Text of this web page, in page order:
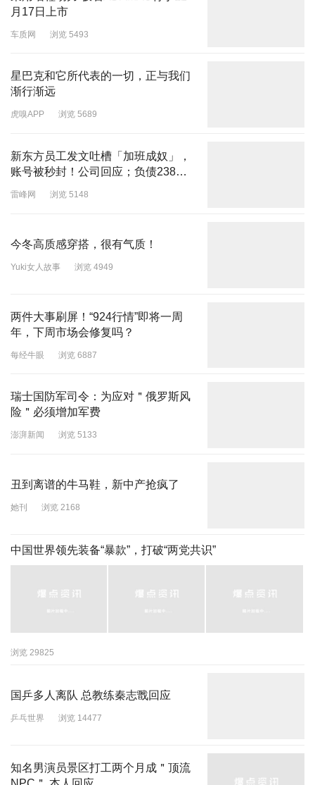
月17日上市
车质网 浏览 5493
星巴克和它所代表的一切，正与我们
渐行渐远
虎嗅APP 浏览 5689
新东方员工发文吐槽「加班成奴」，
账号被秒封！公司回应；负债238亿
光停止向消费者销售存储产品
雷峰网 浏览 5148
今冬高质感穿搭，很有气质！
Yuki女人故事 浏览 4949
两件大事刷屏！“924行情”即将一周
年，下周市场会修复吗？
每经牛眼 浏览 6887
瑞士国防军司令：为应对＂俄罗斯风
险＂必须增加军费
澎湃新闻 浏览 5133
丑到离谱的牛马鞋，新中产抢疯了
她刊 浏览 2168
中国世界领先装备“暴款”，打破“两党共识”
浏览 29825
国乒多人离队 总教练秦志戬回应
乒乓世界 浏览 14477
知名男演员景区打工两个月成＂顶流